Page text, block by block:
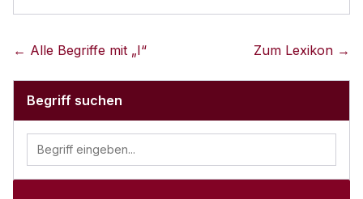
← Alle Begriffe mit „I“ Zum Lexikon →
Begriff suchen